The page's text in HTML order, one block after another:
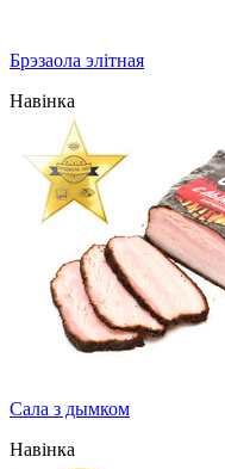
Брэзаола элітная
Навінка
Сала з дымком
Навінка